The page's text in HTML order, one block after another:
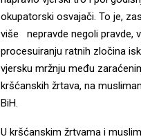
okupatorski osvajači. To je,
više nepravde negoli pravde,
procesuiranju ratnih zločina
vjersku mržnju među
kršćanskih žrtava, na
BiH.
U kršćanskim žrtvama i